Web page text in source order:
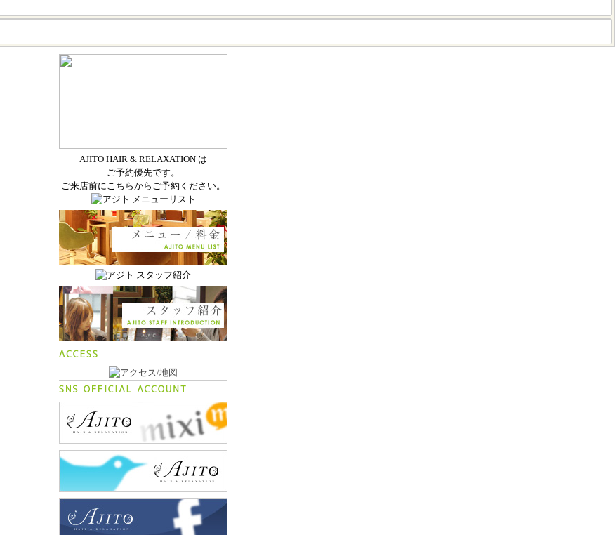
AJITO HAIR & RELAXATION は
ご予約優先です。
ご来店前にこちらからご予約ください。